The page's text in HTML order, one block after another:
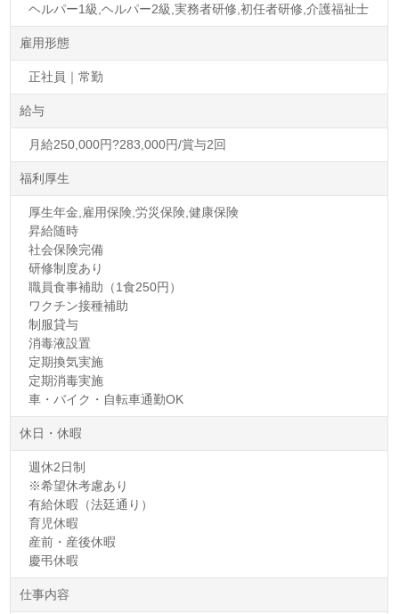
ヘルパー1級,ヘルパー2級,実務者研修,初任者研修,介護福祉士
雇用形態
正社員｜常勤
給与
月給250,000円?283,000円/賞与2回
福利厚生
厚生年金,雇用保険,労災保険,健康保険
昇給随時
社会保険完備
研修制度あり
職員食事補助（1食250円）
ワクチン接種補助
制服貸与
消毒液設置
定期換気実施
定期消毒実施
車・バイク・自転車通勤OK
休日・休暇
週休2日制
※希望休考慮あり
有給休暇（法廷通り）
育児休暇
産前・産後休暇
慶弔休暇
仕事内容